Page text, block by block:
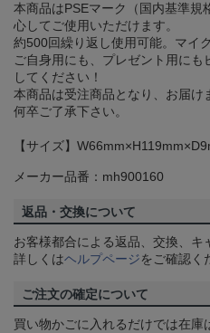
本商品はPSEマーク（国内基準規
心してご使用いただけます。
約500回繰り返し使用可能。マイ
ご自身用にも、プレゼント用に
してください！
本商品は受注商品となり、お届け
何卒ご了承下さい。
【サイズ】
メーカー品番：mh900160
返品・交換について
お客様都合による返品、交換、キ
詳しくはヘルプページをご確認く
ご注文の確定について
買い物かごに入れるだけでは在